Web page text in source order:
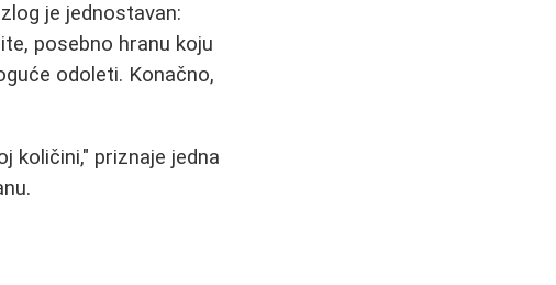
je jednostavan:
posebno hranu koju
odoleti. Konačno,
količini," priznaje jedna